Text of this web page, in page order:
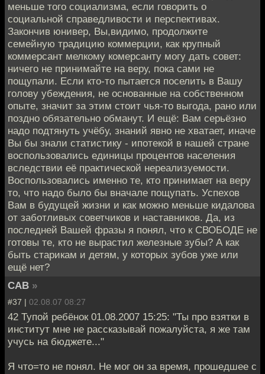
меньше того социализма, если говорить о
социальной справедливости и перспективах.
Закончив юнивер, Вы,видимо, продолжите
семейную традицию коммерции, как крупный
коммерсант мелкому комерсанту могу дать совет:
ничего не принимайте на веру, пока сами не
пощупали. Если кто-то пытается поселить в Вашу
голову убеждения, не основанные на собственном
опыте, значит за этим стоит чья-то выгода, рано или
поздно обязательно обманут. И ещё: Вам серьёзно
надо подтянуть учёбу, знаний явно не хватает, иначе
Вы бы знали статистику - ипотекой в нашей стране
воспользовались единицы процентов населения
вследствии её практической нереализуемости.
Воспользовались именно те, кто принимает на веру
то, что надо было бы вначале пощупать. Успехов
Вам в будущей жизни и как можно меньше кидалова
от заботливых советчиков и наставников. Да, из
последней Вашей фразы я понял, что к СВОБОДЕ не
готовы те, кто не вырастил железные зубы? А как
быть старикам и детям, у которых зубов уже или
ещё нет?
CAB »
#37 | 02.08.07 08:27
42 Тупой ребёнок 01.08.2007 15:25: "Ты про взятки в
институт мне не рассказывай пожалуйста, я же там
учусь на бюджете..."
Я что=то не понял. Не мог он за время, прошедшее с